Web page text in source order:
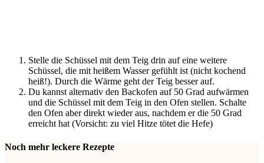
Stelle die Schüssel mit dem Teig drin auf eine weitere
Schüssel, die mit heißem Wasser gefühlt ist (nicht kochend
heiß!). Durch die Wärme geht der Teig besser auf.
Du kannst alternativ den Backofen auf 50 Grad aufwärmen
und die Schüssel mit dem Teig in den Ofen stellen. Schalte
den Ofen aber direkt wieder aus, nachdem er die 50 Grad
erreicht hat (Vorsicht: zu viel Hitze tötet die Hefe)
Noch mehr leckere Rezepte